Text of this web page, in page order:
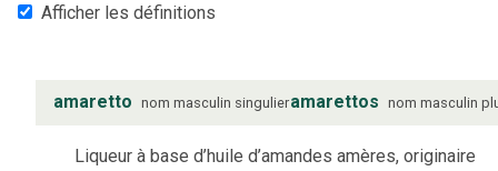
Afficher les définitions
amaretto nom masculin singulieramarettos nom masculin
Liqueur à base d’huile d’amandes amères, originaire